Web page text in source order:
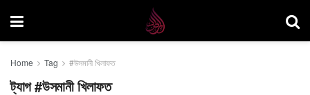
Home Tag #উসমানী খিলাফত
ট্যাগ#উসমানী খিলাফত